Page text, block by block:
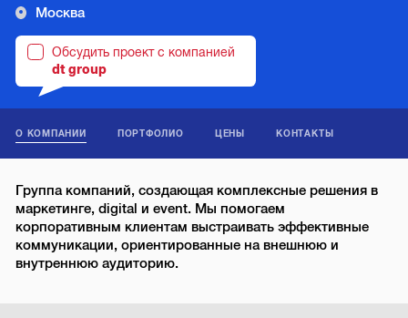
Москва
Обсудить проект с компанией
dt group
О КОМПАНИИ ПОРТФОЛИО ЦЕНЫ КОНТАКТЫ
Группа компаний, создающая комплексные решения в
маркетинге, digital и event. Мы помогаем
корпоративным клиентам выстраивать эффективные
коммуникации, ориентированные на внешнюю и
внутреннюю аудиторию.